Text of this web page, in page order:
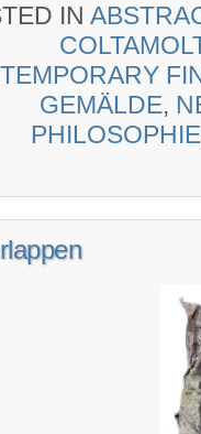
IN
GEMÄLDE,
PHILOSOPHIE